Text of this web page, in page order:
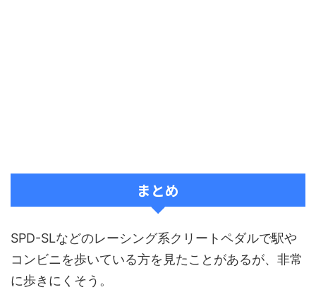
まとめ
SPD-SLなどのレーシング系クリートペダルで駅や
コンビニを歩いている方を見たことがあるが、非常
に歩きにくそう。